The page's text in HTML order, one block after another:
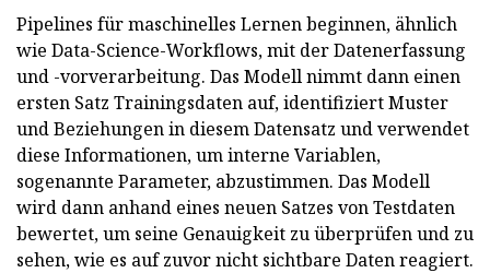
Pipelines für maschinelles Lernen beginnen, ähnlich
wie Data-Science-Workflows, mit der Datenerfassung
und -vorverarbeitung. Das Modell nimmt dann einen
ersten Satz Trainingsdaten auf, identifiziert Muster
und Beziehungen in diesem Datensatz und verwendet
diese Informationen, um interne Variablen,
sogenannte Parameter, abzustimmen. Das Modell
wird dann anhand eines neuen Satzes von Testdaten
bewertet, um seine Genauigkeit zu überprüfen und zu
sehen, wie es auf zuvor nicht sichtbare Daten reagiert.